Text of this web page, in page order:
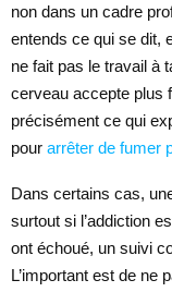
non dans un cadre
entends ce qui se dit,
ne fait pas le travail à
cerveau accepte plus
précisément ce qui
pour arrêter de fumer
Dans certains cas,
surtout si l’addiction
ont échoué, un suivi
L’important est de ne